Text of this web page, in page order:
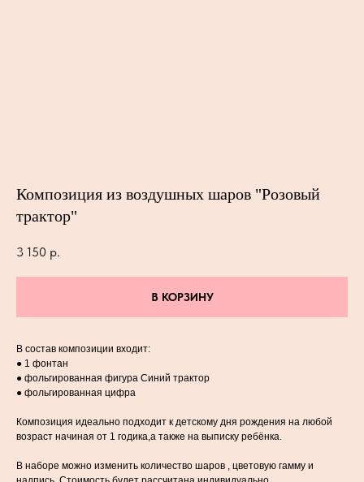
Композиция из воздушных шаров "Розовый
трактор"
3 150 р.
В КОРЗИНУ
В состав композиции входит:
● 1 фонтан
● фольгированная фигура Синий трактор
● фольгированная цифра
Композиция идеально подходит к детскому дня рождения на любой
возраст начиная от 1 годика,а также на выписку ребёнка.
В наборе можно изменить количество шаров , цветовую гамму и